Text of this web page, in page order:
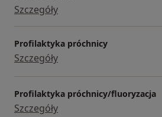
Szczegóły
Profilaktyka próchnicy
Szczegóły
Profilaktyka próchnicy/fluoryzacja
Szczegóły